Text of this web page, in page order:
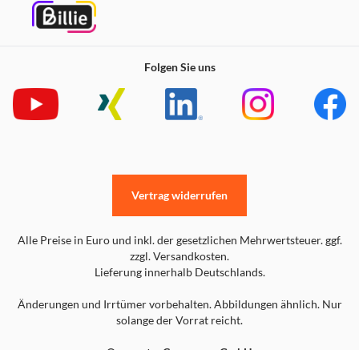
Folgen Sie uns
Alle Preise in Euro und inkl. der gesetzlichen Mehrwertsteuer. ggf.
zzgl. Versandkosten.
Lieferung innerhalb Deutschlands.
Änderungen und Irrtümer vorbehalten. Abbildungen ähnlich. Nur
solange der Vorrat reicht.
Vertrag widerrufen